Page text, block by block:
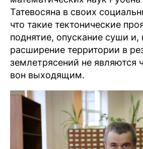
Татевосяна в своих
что такие тектонические
поднятие, опускание суши и,
расширение территории в
землетрясений не являются
вон выходящим.